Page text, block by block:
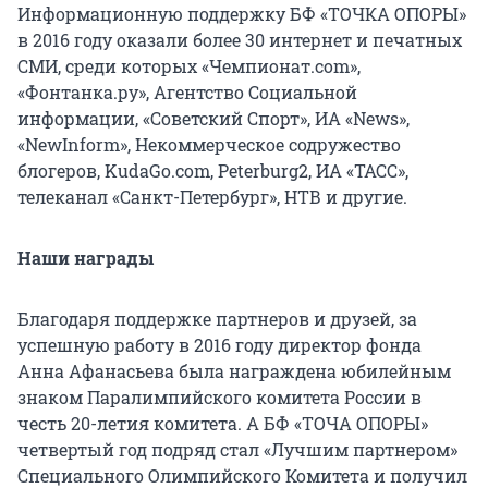
Информационную поддержку БФ «ТОЧКА ОПОРЫ»
в 2016 году оказали более 30 интернет и печатных
СМИ, среди которых «Чемпионат.сom»,
«Фонтанка.ру», Агентство Социальной
информации, «Советский Спорт», ИА «News»,
«NewInform», Некоммерческое содружество
блогеров, KudaGo.com, Peterburg2, ИА «ТАСС»,
телеканал «Санкт-Петербург», НТВ и другие.
Наши награды
Благодаря поддержке партнеров и друзей, за
успешную работу в 2016 году директор фонда
Анна Афанасьева была награждена юбилейным
знаком Паралимпийского комитета России в
честь 20-летия комитета. А БФ «ТОЧА ОПОРЫ»
четвертый год подряд стал «Лучшим партнером»
Специального Олимпийского Комитета и получил